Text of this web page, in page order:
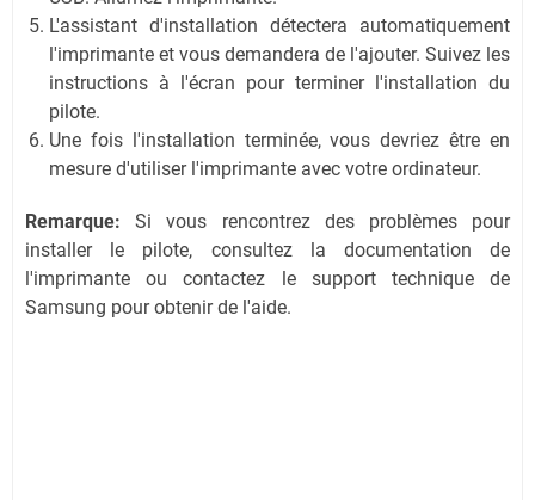
L'assistant d'installation détectera automatiquement
l'imprimante et vous demandera de l'ajouter. Suivez les
instructions à l'écran pour terminer l'installation du
pilote.
Une fois l'installation terminée, vous devriez être en
mesure d'utiliser l'imprimante avec votre ordinateur.
Remarque: Si vous rencontrez des problèmes pour
installer le pilote, consultez la documentation de
l'imprimante ou contactez le support technique de
Samsung pour obtenir de l'aide.